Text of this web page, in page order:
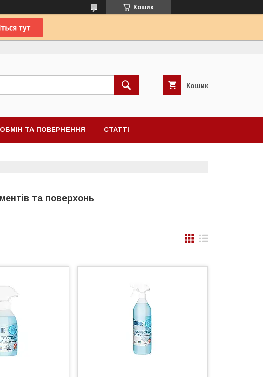
Кошик
Кошик
ОБМІН ТА ПОВЕРНЕННЯ СТАТТІ
та поверхонь